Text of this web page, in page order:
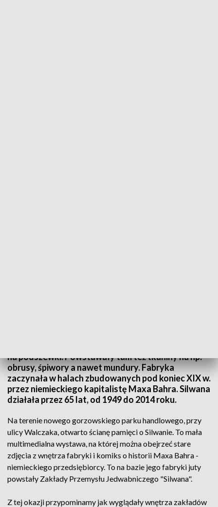
na podszewki. Powstawały tam też tkaniny na np.
obrusy, śpiwory a nawet mundury. Fabryka
zaczynała w halach zbudowanych pod koniec XIX w.
przez niemieckiego kapitalistę Maxa Bahra. Silwana
działała przez 65 lat, od 1949 do 2014 roku.
Na terenie nowego gorzowskiego parku handlowego, przy
ulicy Walczaka, otwarto ścianę pamięci o Silwanie. To mała
multimedialna wystawa, na której można obejrzeć stare
zdjęcia z wnętrza fabryki i komiks o historii Maxa Bahra -
niemieckiego przedsiębiorcy. To na bazie jego fabryki juty
powstały Zakłady Przemysłu Jedwabniczego "Silwana".
Z tej okazji przypominamy jak wyglądały wnętrza zakładów